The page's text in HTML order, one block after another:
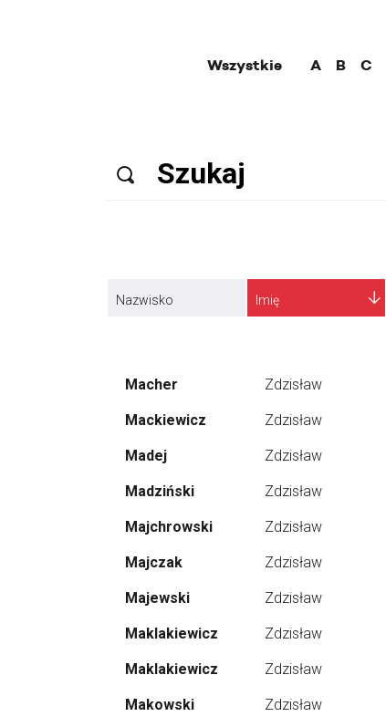
Wszystkie A B C
Nazwisko Imię
Macher Zdzisław
Mackiewicz Zdzisław
Madej Zdzisław
Madziński Zdzisław
Majchrowski Zdzisław
Majczak Zdzisław
Majewski Zdzisław
Maklakiewicz Zdzisław
Maklakiewicz Zdzisław
Makowski Zdzisław